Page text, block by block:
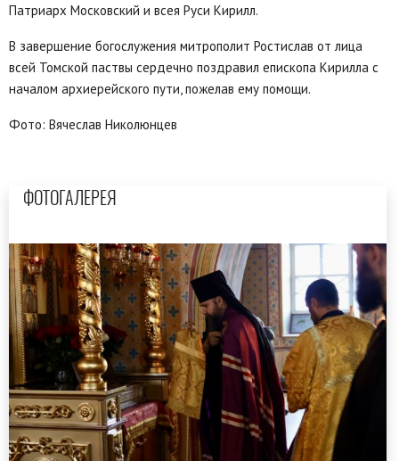
Патриарх Московский и всея Руси Кирилл.
В завершение богослужения митрополит Ростислав от лица
всей Томской паствы сердечно поздравил епископа Кирилла с
началом архиерейского пути, пожелав ему помощи.
Фото: Вячеслав Николюнцев
ФОТОГАЛЕРЕЯ